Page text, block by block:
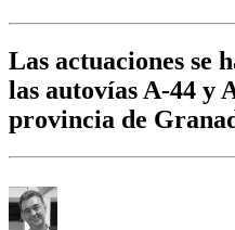
Las actuaciones se
las autovías A-44 y
provincia de